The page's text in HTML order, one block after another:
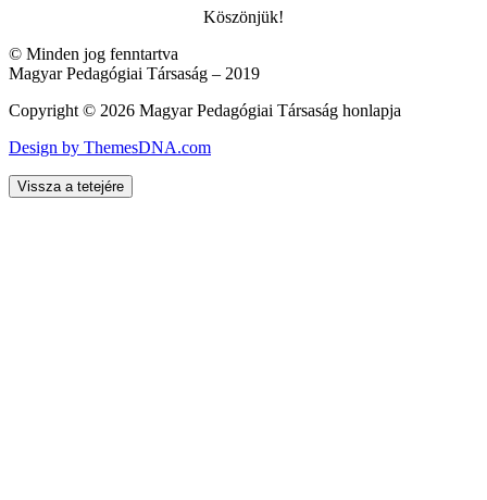
Köszönjük!
© Minden jog fenntartva
Magyar Pedagógiai Társaság – 2019
Copyright © 2026 Magyar Pedagógiai Társaság honlapja
Design by ThemesDNA.com
Vissza a tetejére